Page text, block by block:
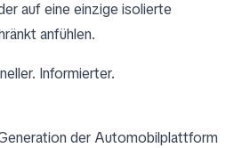
auf eine einzige isolierte
anfühlen.
Informierter.
der Automobilplattform